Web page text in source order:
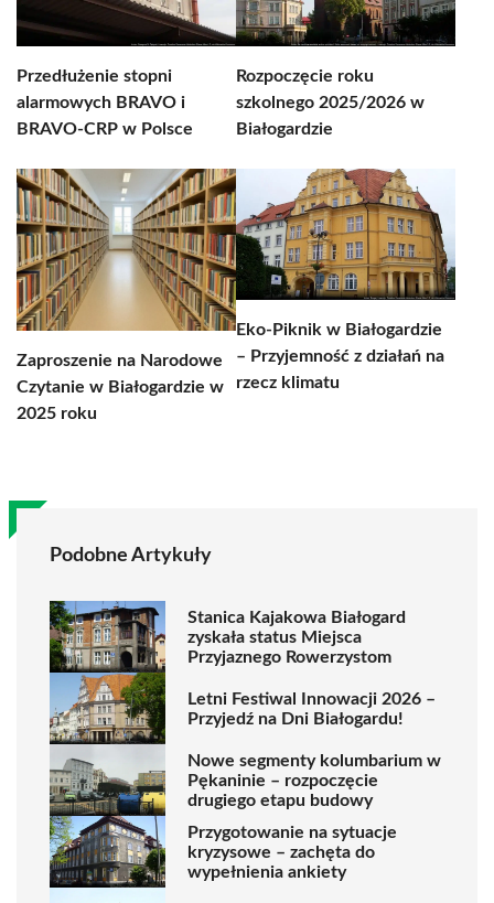
Przedłużenie stopni
alarmowych BRAVO i
BRAVO-CRP w Polsce
Rozpoczęcie roku
szkolnego 2025/2026 w
Białogardzie
Zaproszenie na Narodowe
Czytanie w Białogardzie w
2025 roku
Eko-Piknik w Białogardzie
– Przyjemność z działań na
rzecz klimatu
Podobne Artykuły
Stanica Kajakowa Białogard
zyskała status Miejsca
Przyjaznego Rowerzystom
Letni Festiwal Innowacji 2026 –
Przyjedź na Dni Białogardu!
Nowe segmenty kolumbarium w
Pękaninie – rozpoczęcie
drugiego etapu budowy
Przygotowanie na sytuacje
kryzysowe – zachęta do
wypełnienia ankiety